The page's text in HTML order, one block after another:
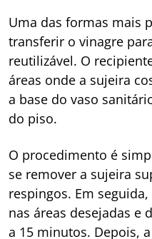
Uma das formas mais
transferir o vinagre
reutilizável. O
áreas onde a sujeira
a base do vaso
do piso.
O procedimento é
se remover a sujeira
respingos. Em
nas áreas desejadas e
a 15 minutos. Depois,